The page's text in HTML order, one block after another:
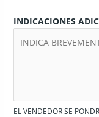
INDICACIONES
EL VENDEDOR SE